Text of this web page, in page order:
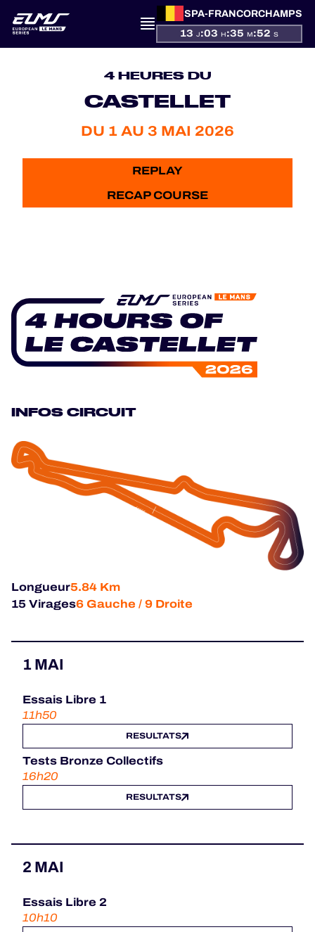
SPA-FRANCORCHAMPS
13 J:03 H:35 M:52 S
PRÉSENTATION
CLASSEMENTS
JEU OFFICIEL
HOSPITALITY
BILLETTERIE
FIAWEC
4 HEURES DU
CASTELLET
DU 1 AU 3 MAI 2026
REPLAY
RECAP COURSE
1 MAI
Essais Libre 1
11h50
RESULTATS
Tests Bronze Collectifs
16h20
RESULTATS
2 MAI
Essais Libre 2
10h10
INFOS CIRCUIT
Longueur5.84 Km
15 Virages6 Gauche / 9 Droite